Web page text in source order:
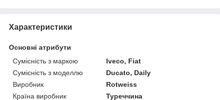
Характеристики
Основні атрибути
Сумісність з маркою
Iveco, Fiat
Сумісність з моделлю
Ducato, Daily
Виробник
Rotweiss
Країна виробник
Туреччина